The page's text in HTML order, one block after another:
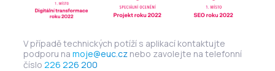
V případě technických potíží s aplikací kontaktujte
podporu na moje@euc.cz nebo zavolejte na telefonní
číslo 226 226 200